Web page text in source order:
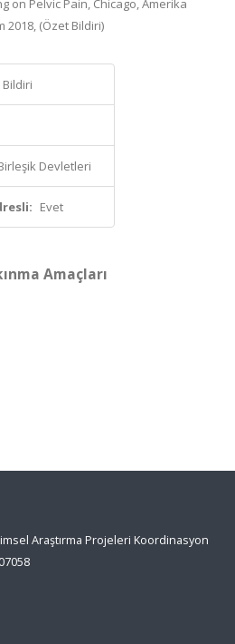
on Pelvic Pain, Chicago, Amerika
2018, (Özet Bildiri)
Devletleri
Evet
Amaçları
Araştırma Projeleri Koordinasyon